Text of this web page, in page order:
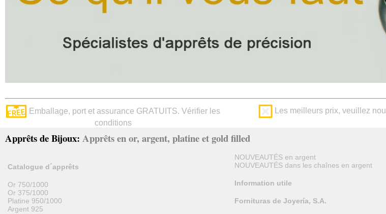
Emballage, port et assurance GRATUITS. Vérifier les
conditions
Les meilleurs prix, veuillez
Apprêts de Bijoux: Apprêts en or, argent, platine et gold filled
Catalogue d´apprêts
Or 750/1000
Or 375/1000
Platine 950/1000
Argent 925
NOUVEAUTÉS en argent
NOUVEAUTÉS dans les chaînes en argent
Information utile
Fornituras de Joyería, S.A.